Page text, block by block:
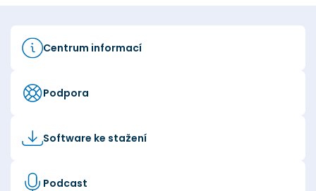
Centrum informací
Podpora
Software ke stažení
Podcast